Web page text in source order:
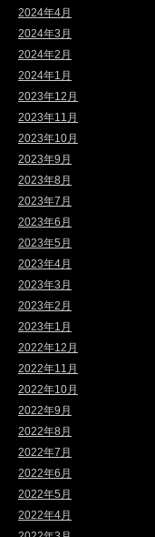
2024年4月
2024年3月
2024年2月
2024年1月
2023年12月
2023年11月
2023年10月
2023年9月
2023年8月
2023年7月
2023年6月
2023年5月
2023年4月
2023年3月
2023年2月
2023年1月
2022年12月
2022年11月
2022年10月
2022年9月
2022年8月
2022年7月
2022年6月
2022年5月
2022年4月